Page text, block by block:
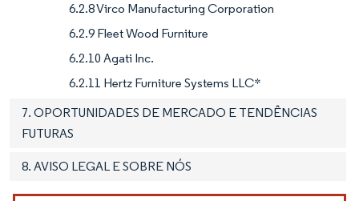
6.2.8 Virco Manufacturing Corporation
6.2.9 Fleet Wood Furniture
6.2.10 Agati Inc.
6.2.11 Hertz Furniture Systems LLC*
7. OPORTUNIDADES DE MERCADO E TENDÊNCIAS
FUTURAS
8. AVISO LEGAL E SOBRE NÓS